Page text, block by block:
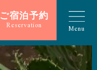
ご宿泊予約
Reservation Menu